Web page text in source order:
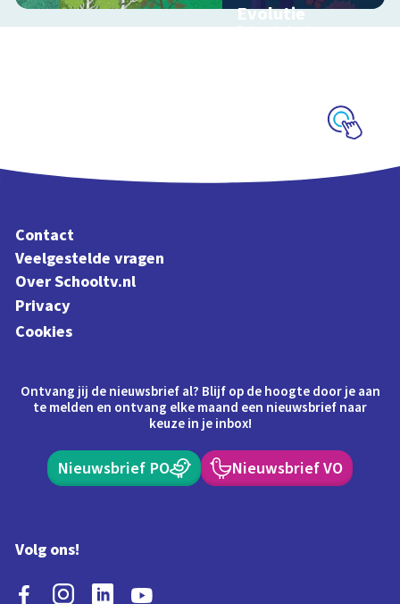
Evolutie
Schoolplaat over
Contact
Veelgestelde vragen
Over Schooltv.nl
Privacy
Cookies
Ontvang jij de nieuwsbrief al? Blijf op de hoogte door je aan
te melden en ontvang elke maand een nieuwsbrief naar
keuze in je inbox!
Nieuwsbrief PO Nieuwsbrief VO
Volg ons!